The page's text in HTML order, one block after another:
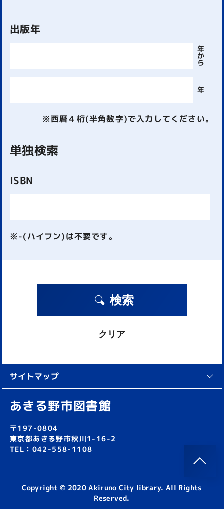
出版年
年
か
ら
年
※西暦４桁(半角数字)で入力してください。
単独検索
ISBN
※-(ハイフン)は不要です。
検索
クリア
サイトマップ
あきる野市図書館
〒197-0804
東京都あきる野市秋川1-16-2
TEL：042-558-1108
Copyright © 2020 Akiruno City library. All Rights
Reserved.